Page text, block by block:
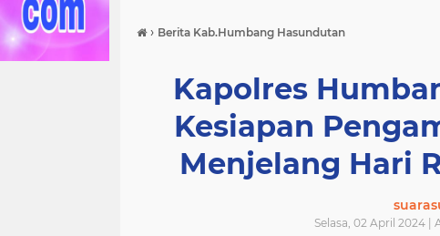
› Berita Kab.Humbang Hasundutan
Kapolres
Kesiapan
Menjelang Hari
Selasa, 02 April 2024 |